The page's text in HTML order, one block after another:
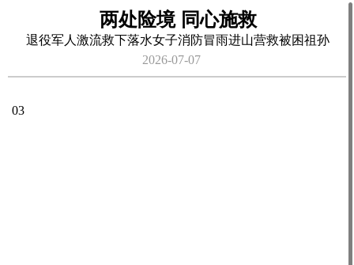
两处险境 同心施救
退役军人激流救下落水女子消防冒雨进山营救被困祖孙
2026-07-07
03